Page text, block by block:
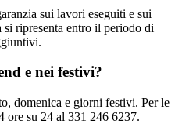
sui lavori eseguiti e sui
ripresenta entro il periodo di
e nei festivi?
domenica e giorni festivi. Per le
ore su 24 al 331 246 6237.